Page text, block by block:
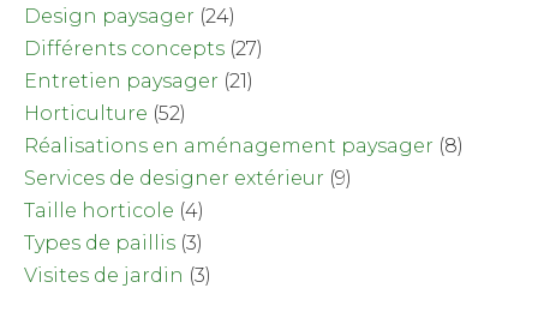
Design paysager (24)
Différents concepts (27)
Entretien paysager (21)
Horticulture (52)
Réalisations en aménagement paysager (8)
Services de designer extérieur (9)
Taille horticole (4)
Types de paillis (3)
Visites de jardin (3)